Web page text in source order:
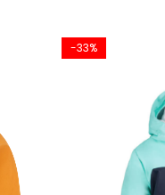
-33%